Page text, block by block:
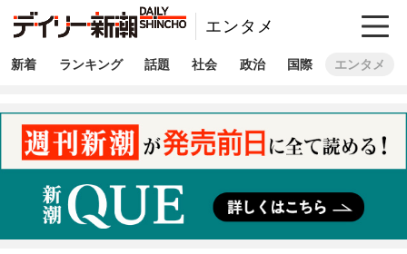
エンタメ
新着 ランキング 話題 社会 政治 国際 エンタメ